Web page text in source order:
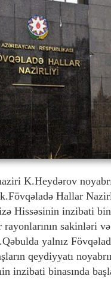
K.Heydərov
Hallar
Hissəsinin inzibati
sakinləri
yalnız
qeydiyyatı
inzibati binasında